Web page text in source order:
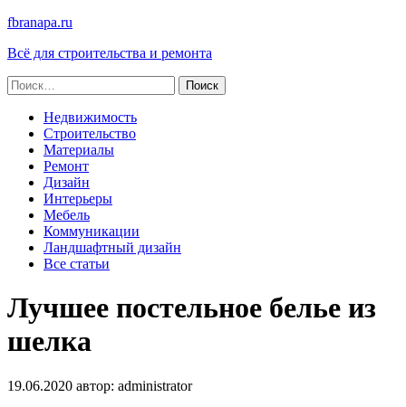
fbranapa.ru
Всё для строительства и ремонта
Найти:
Недвижимость
Строительство
Материалы
Ремонт
Дизайн
Интерьеры
Мебель
Коммуникации
Ландшафтный дизайн
Все статьи
Лучшее постельное белье из
шелка
19.06.2020 автор: administrator